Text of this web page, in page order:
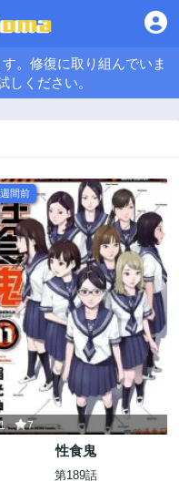
。修復に取り組んでいま
しください。
間前
7
性食鬼
第189話